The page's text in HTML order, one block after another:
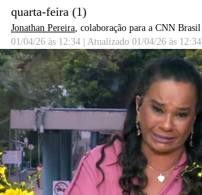
quarta-feira (1)
Jonathan Pereira, colaboração para a CNN Brasil
01/04/26 às 12:34
Atualizado 01/04/26 às 12:34